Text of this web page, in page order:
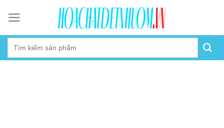
content